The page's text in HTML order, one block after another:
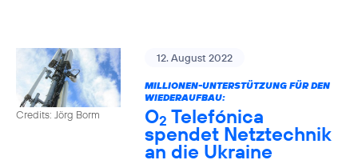
Credits: Jörg Borm
12. August 2022
MILLIONEN-UNTERSTÜTZUNG FÜR DEN
WIEDERAUFBAU:
O2 Telefónica
spendet Netztechnik
an die Ukraine